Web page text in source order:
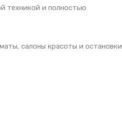
техникой и полностью
салоны красоты и остановки